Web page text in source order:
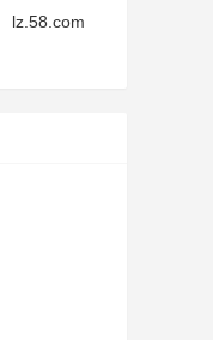
lz.58.com